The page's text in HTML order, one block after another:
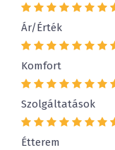
Ár/Érték
Komfort
Szolgáltatások
Étterem